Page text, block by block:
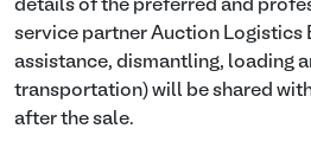
details of the preferred and
service partner Auction Logistics
assistance, dismantling, loading
transportation) will be shared
after the sale.